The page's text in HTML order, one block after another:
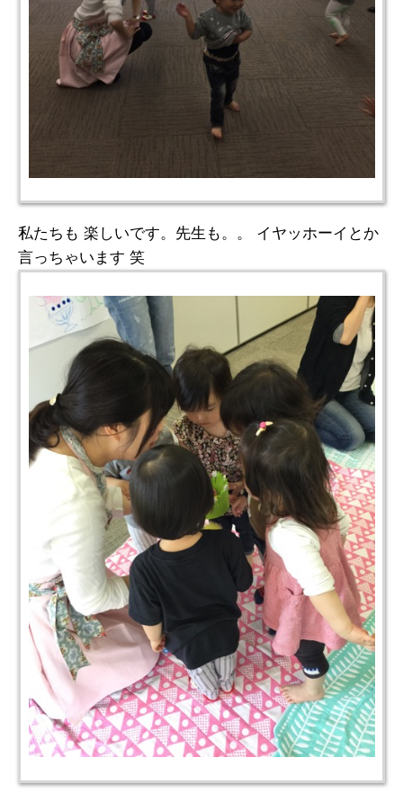
私たちも 楽しいです。先生も。。 イヤッホーイとか
言っちゃいます 笑